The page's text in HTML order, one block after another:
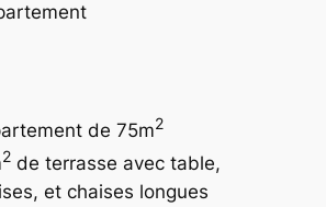
de 75m2
2de terrasse avec table,
et chaises longues